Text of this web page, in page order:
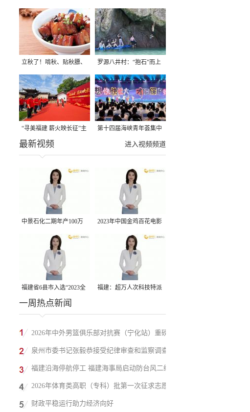
立秋了！啃秋、贴秋膘、
晒秋，福建人这样过才够
味→
罗源八井村：“抱石”而上
“寻美福建 薪火映长征”主
题活动在龙岩长汀启动
第十四届海峡青年荟集中
阶段活动在福州举行
进入视频频道
最新视频
中景石化二期年产100万
吨丙烷脱氢项目建成中交
2023年中国金鸡百花电影
节有福电影巡展31日启动
福建省6县市入选“2023全
国县域发展潜力百强县”
福建：超万人次科技特派
一周热点新闻
2026年中外男篮俱乐部对抗赛（宁化站）重磅
来袭！抢票通道即将开启→
泉州市委书记张毅恭接受纪律审查和监察调查
福建沿海停航停工 福建海事局启动防台风二级
应急响应
2026年体育类高职（专科）批第一次征求志愿
填报
财政平稳运行助力经济向好